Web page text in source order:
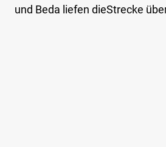
und Beda liefen dieStrecke